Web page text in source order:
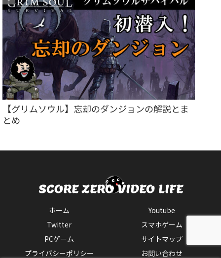
【グリムソウル】忘却のダンジョンの解説とま
とめ
ホーム
Youtube
Twitter
スマホゲーム
PCゲーム
サイトマップ
プライバシーポリシー
お問い合わせ